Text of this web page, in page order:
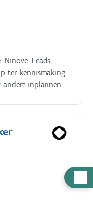
Ninove. Leads
ter kennismaking
inplannen